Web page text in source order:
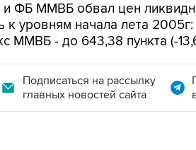
ФБ ММВБ обвал цен
к уровням начала лета
ММВБ - до 643,38 пункта (-
Подписаться на рассылку
главных новостей сайта